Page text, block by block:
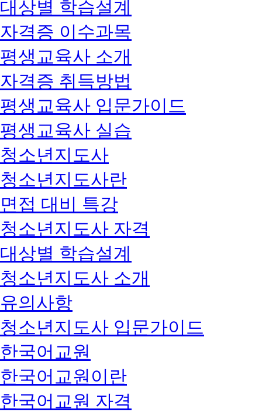
대상별 학습설계
자격증 이수과목
평생교육사 소개
자격증 취득방법
평생교육사 입문가이드
평생교육사 실습
청소년지도사
청소년지도사란
면접 대비 특강
청소년지도사 자격
대상별 학습설계
청소년지도사 소개
유의사항
청소년지도사 입문가이드
한국어교원
한국어교원이란
한국어교원 자격